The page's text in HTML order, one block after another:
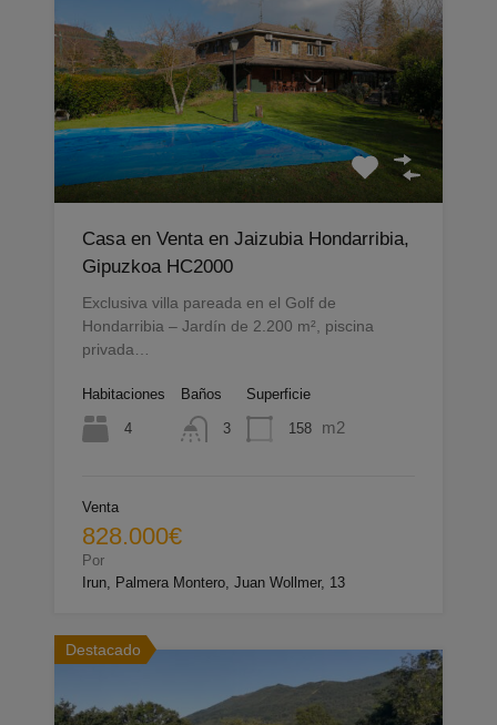
Casa en Venta en Jaizubia Hondarribia,
Gipuzkoa HC2000
Exclusiva villa pareada en el Golf de
Hondarribia – Jardín de 2.200 m², piscina
privada…
Habitaciones
4
Baños
3
Superficie
158 m2
Venta
828.000€
Por
Irun, Palmera Montero, Juan Wollmer, 13
Destacado